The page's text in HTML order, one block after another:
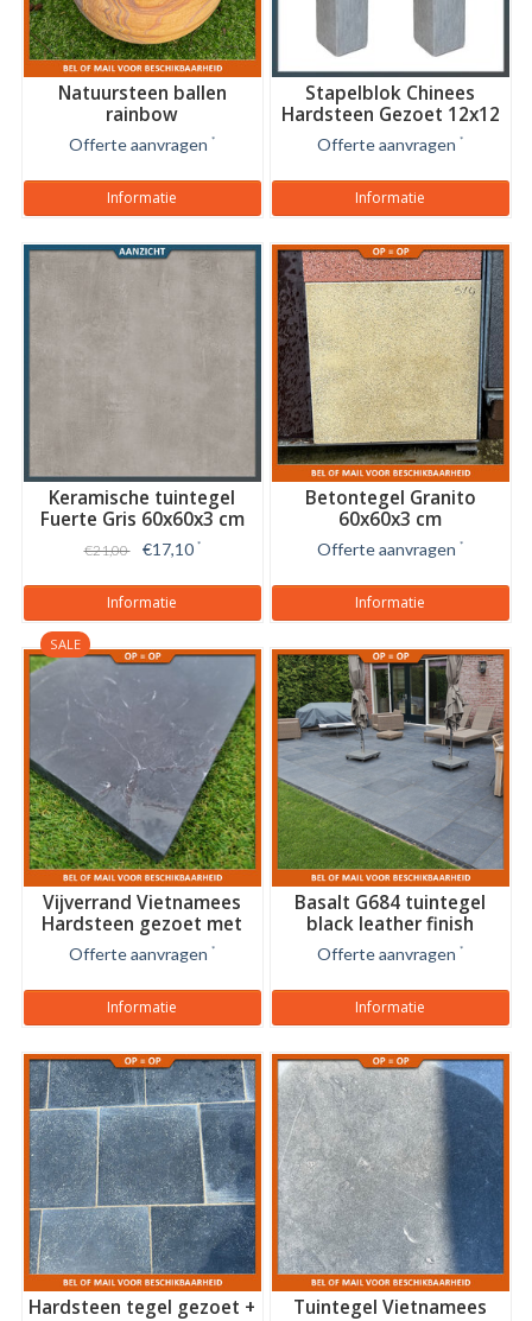
Natuursteen ballen
rainbow
Offerte aanvragen *
Informatie
Stapelblok Chinees
Hardsteen Gezoet 12x12
Offerte aanvragen *
Informatie
SALE
Keramische tuintegel
Fuerte Gris 60x60x3 cm
€21,00 €17,10 *
Informatie
Betontegel Granito
60x60x3 cm
Offerte aanvragen *
Informatie
Vijverrand Vietnamees
Hardsteen gezoet met
Offerte aanvragen *
Informatie
Basalt G684 tuintegel
black leather finish
Offerte aanvragen *
Informatie
Hardsteen tegel gezoet +
Tuintegel Vietnamees